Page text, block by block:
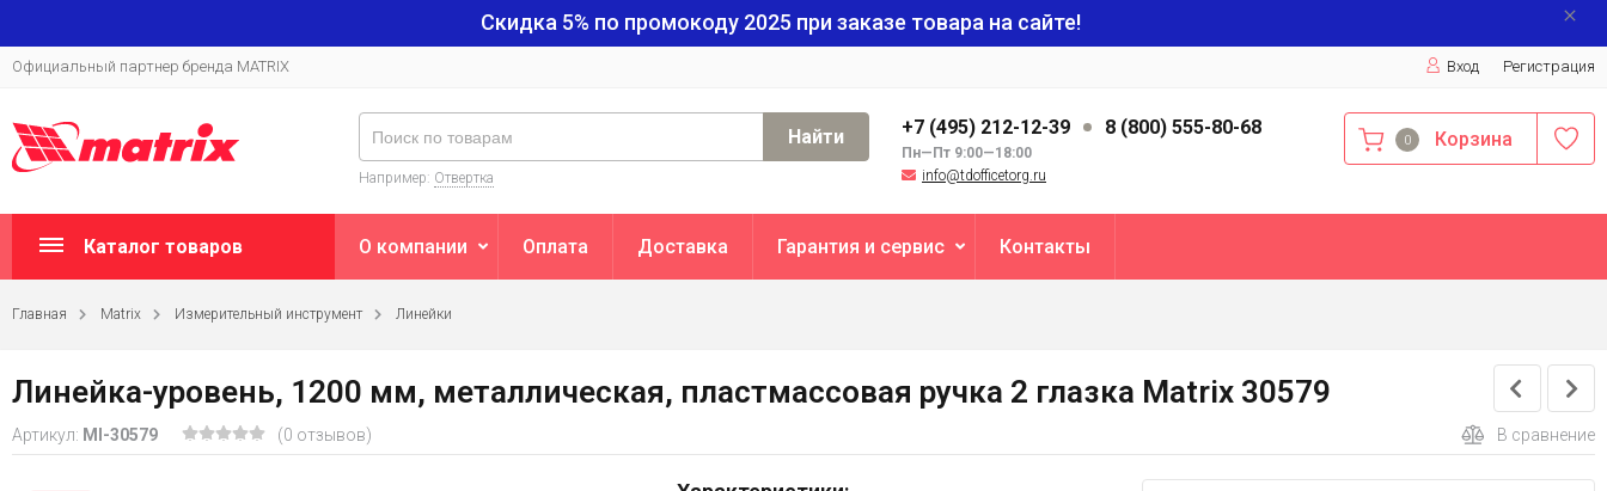
Скидка 5% по промокоду 2025 при заказе товара на сайте!
Официальный партнер бренда MATRIX Вход Регистрация
+7 (495) 212-12-39 8 (800) 555-80-68
Пн—Пт 9:00—18:00
info@tdofficetorg.ru
Найти
Например: Отвертка
0 Корзина
Каталог товаров О компании Оплата Доставка Гарантия и сервис Контакты
Главная Matrix Измерительный инструмент Линейки
Линейка-уровень, 1200 мм, металлическая, пластмассовая ручка 2 глазка Matrix 30579
Артикул: MI-30579 (0 отзывов) В сравнение